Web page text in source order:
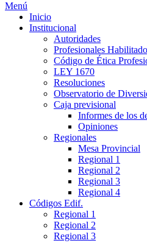
Menú
Inicio
Institucional
Autoridades
Profesionales
Código de Ética
LEY 1670
Resoluciones
Observatorio de
Caja previsional
Informes de los
Opiniones
Regionales
Mesa Provincial
Regional 1
Regional 2
Regional 3
Regional 4
Códigos Edif.
Regional 1
Regional 2
Regional 3